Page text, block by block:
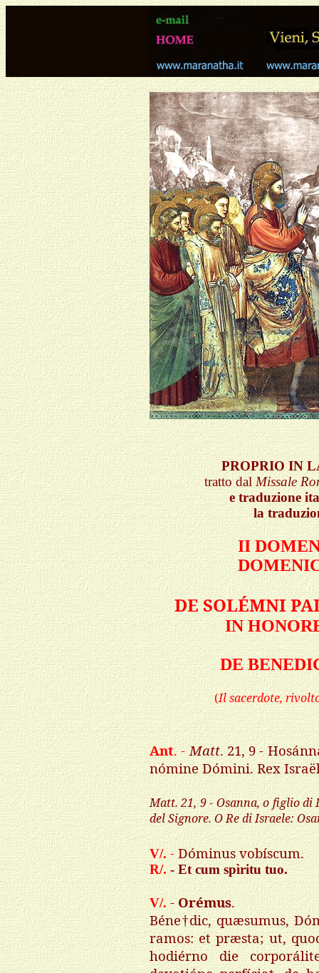
PROPRIO IN
tratto dalMissale
e traduzione
la
II
DE SOLÉMNI
IN
DE
(Il sacerdote,
Ant. - Matt. 21, 9 -
nómine Dómini. Rex
Matt. 21, 9 - Osanna, o figlio di
del Signore. O Re di Israele:
V/.-Dóminus vobíscum.
R/.- Et cum spìritu tuo.
V/.-Orémus.
Béne†dic, quæsumus,
ramos: et præsta; ut,
hodiérno die